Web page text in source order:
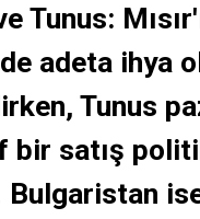
Tunus:
adeta ihya
Tunus
bir satış
Bulgaristan